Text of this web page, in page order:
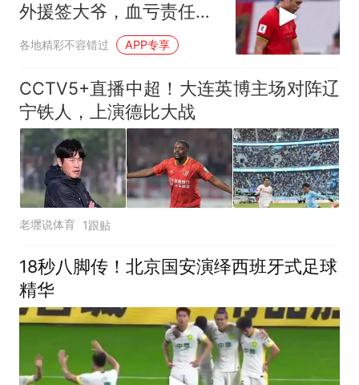
外援签大爷，血亏责任谁
来担
各地精彩不容错过 APP专享
CCTV5+直播中超！大连英博主场对阵辽
宁铁人，上演德比大战
老壥说体育 1跟贴
18秒八脚传！北京国安演绎西班牙式足球
精华